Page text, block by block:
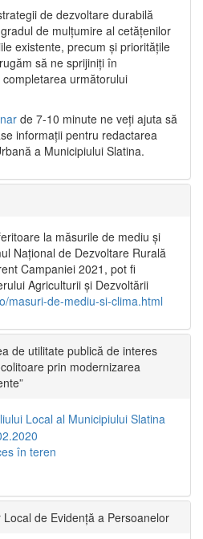
de dezvoltare durabilă
de mulțumire al cetățenilor
existente, precum și prioritățile
să ne sprijiniți în
următorului
de 7-10 minute ne veți ajuta să
informații pentru redactarea
a Municipiului Slatina.
la măsurile de mediu și
Național de Dezvoltare Rurală
Campaniei 2021, pot fi
Agriculturii și Dezvoltării
masuri-de-mediu-si-clima.html
de utilitate publică de interes
prin modernizarea
Local al Municipiului Slatina
în teren
de Evidență a Persoanelor